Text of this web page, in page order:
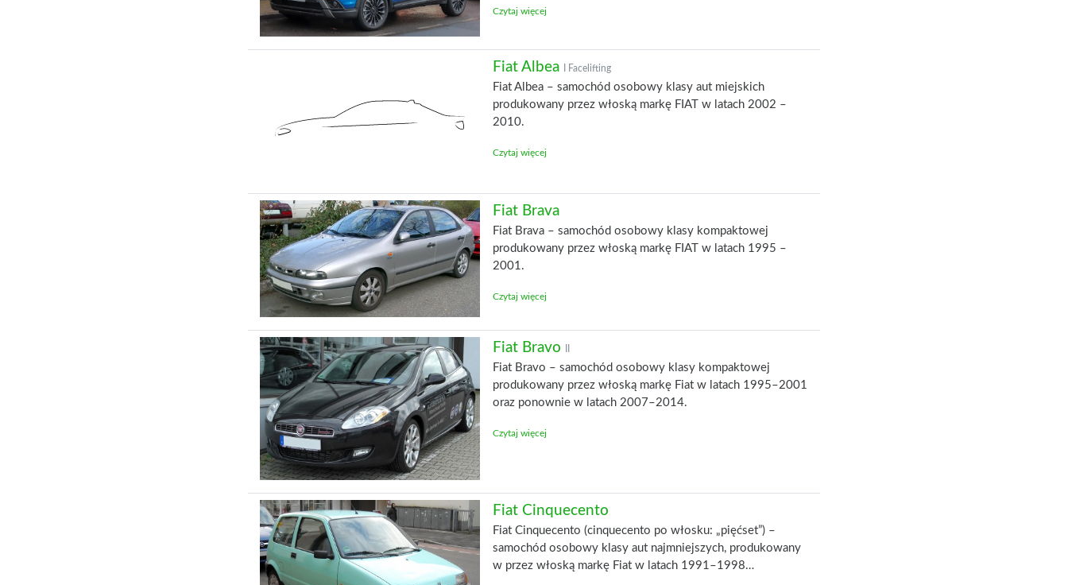
Czytaj więcej
Fiat Albea I Facelifting
Fiat Albea – samochód osobowy klasy aut miejskich
produkowany przez włoską markę FIAT w latach 2002 –
2010.
Czytaj więcej
Fiat Brava
Fiat Brava – samochód osobowy klasy kompaktowej
produkowany przez włoską markę FIAT w latach 1995 –
2001.
Czytaj więcej
Fiat Bravo
Fiat Bravo – samochód osobowy klasy kompaktowej
produkowany przez włoską markę Fiat w latach 1995–2001
oraz ponownie w latach 2007–2014.
Czytaj więcej
Fiat Cinquecento
Fiat Cinquecento (cinquecento po włosku: „pięćset”) –
samochód osobowy klasy aut najmniejszych, produkowany
w przez włoską markę Fiat w latach 1991–1998…